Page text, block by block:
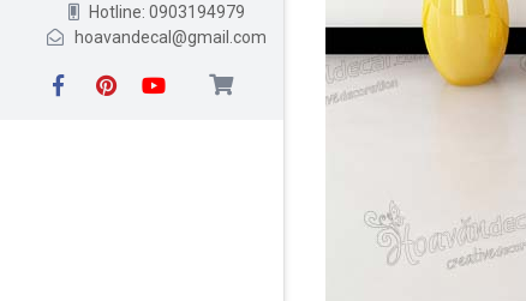
Hotline: 0903194979
hoavandecal@gmail.com